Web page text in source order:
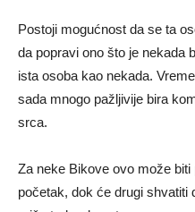
Postoji mogućnost da se ta
da popravi ono što je nekada
ista osoba kao nekada.
sada mnogo pažljivije bira
srca.
Za neke Bikove ovo može
početak, dok će drugi shvatiti